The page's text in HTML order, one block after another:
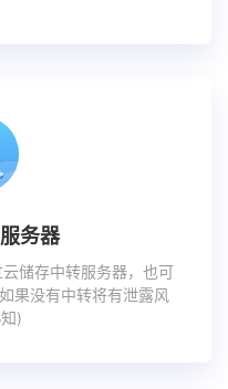
务器
储存中转服务器，也可
果没有中转将有泄露风
)